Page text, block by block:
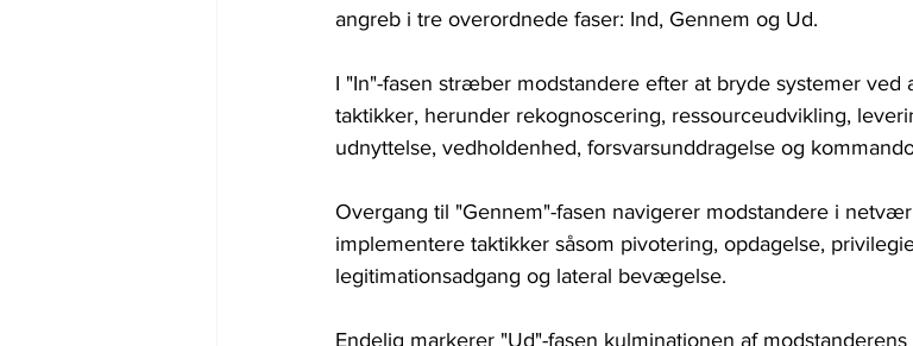
angreb i tre overordnede faser: Ind, Gennem og Ud.
I "In"-fasen stræber modstandere efter at bryde systemer ved
taktikker, herunder rekognoscering, ressourceudvikling,
udnyttelse, vedholdenhed, forsvarsunddragelse og
Overgang til "Gennem"-fasen navigerer modstandere i
implementere taktikker såsom pivotering, opdagelse,
legitimationsadgang og lateral bevægelse.
Endelig markerer "Ud"-fasen kulminationen af